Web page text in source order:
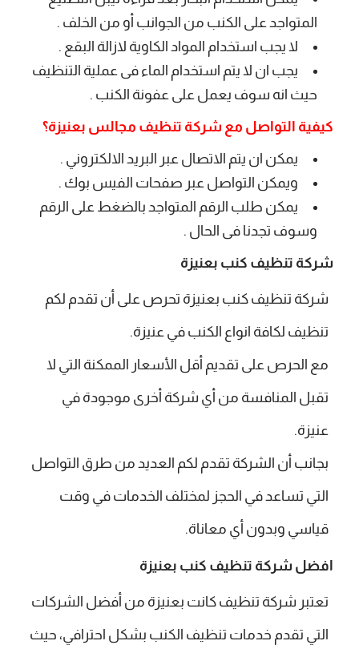
المتواجد على الكنب من الجوانب أو من الخلف .
لا يجب استخدام المواد الكاوية لازالة البقع .
يجب ان لا يتم استخدام الماء فى عملية التنظيف
حيث انه سوف يعمل على عفونة الكنب .
كيفية التواصل مع شركة تنظيف مجالس بعنيزة؟
يمكن ان يتم الاتصال عبر البريد الالكتروني .
ويمكن التواصل عبر صفحات الفيس بوك .
يمكن طلب الرقم المتواجد بالضغط على الرقم
وسوف تجدنا فى الحال .
شركة تنظيف كنب بعنيزة
شركة تنظيف كنب بعنيزة تحرص على أن تقدم لكم
تنظيف لكافة انواع الكنب في عنيزة.
مع الحرص على تقديم أقل الأسعار الممكنة التي لا
تقبل المنافسة من أي شركة أخرى موجودة في
عنيزة.
بجانب أن الشركة تقدم لكم العديد من طرق التواصل
التي تساعد في الحجز لمختلف الخدمات في وقت
قياسي وبدون أي معاناة.
افضل شركة تنظيف كنب بعنيزة
تعتبر شركة تنظيف كانت بعنيزة من أفضل الشركات
التي تقدم خدمات تنظيف الكنب بشكل احترافي، حيث